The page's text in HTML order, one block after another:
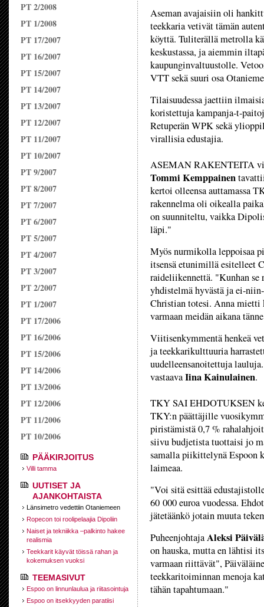
PT 2/2008
PT 1/2008
PT 17/2007
PT 16/2007
PT 15/2007
PT 14/2007
PT 13/2007
PT 12/2007
PT 11/2007
PT 10/2007
PT 9/2007
PT 8/2007
PT 7/2007
PT 6/2007
PT 5/2007
PT 4/2007
PT 3/2007
PT 2/2007
PT 1/2007
PT 17/2006
PT 16/2006
PT 15/2006
PT 14/2006
PT 13/2006
PT 12/2006
PT 11/2006
PT 10/2006
PÄÄKIRJOITUS
Villi tamma
UUTISET JA
AJANKOHTAISTA
Länsimetro vedettiin Otaniemeen
Ropecon toi roolipelaajia Dipoliin
Naiset ja tekniikka –palkinto hakee
realismia
Teekkarit käyvät töissä rahan ja
kokemuksen vuoksi
TEEMASIVUT
Espoo on linnunlaulua ja riitasointuja
Espoo on itsekkyyden paratiisi
Aseman avajaisiin oli
teekkaria vetivät tämän
köyttä. Tuliterällä metrolla
keskustassa, ja aiemmin
kaupunginvaltuustolle.
VTT sekä suuri osa
Tilaisuudessa jaettiin
koristettuja kampanja-t-
Retuperän WPK sekä
virallisia edustajia.
ASEMAN RAKENTEITA
Tommi Kemppainen
kertoi olleensa auttamassa
rakennelma oli oikealla
on suunniteltu, vaikka
läpi."
Myös nurmikolla leppoisaa
itsensä etunimillä esitelleet
raideliikennettä. "Kunhan se
yhdistelmä hyvästä ja ei-
Christian totesi. Anna
varmaan meidän aikana
Viitisenkymmentä henkeä
ja teekkarikulttuuria
uudelleensanoitettuja
vastaavaIina Kainulainen.
TKY SAI EHDOTUKSEN
TKY:n päättäjille
piristämistä 0,7 %
siivu budjetista tuottaisi jo
samalla piikittelynä Espoon
laimeaa.
"Voi sitä esittää
60 000 euroa vuodessa.
jätetäänkö jotain muuta
PuheenjohtajaAleksi
on hauska, mutta en lähtisi
varmaan riittävät",
teekkaritoiminnan menoja
tähän tapahtumaan."